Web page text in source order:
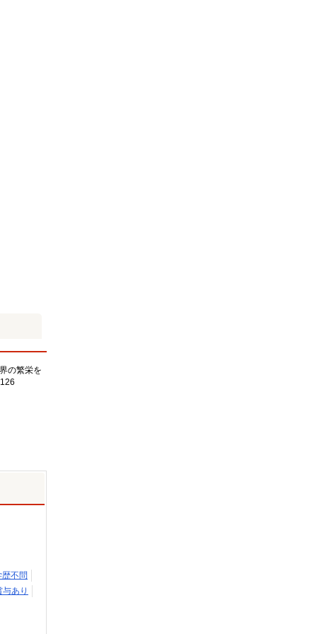
の繁栄を
歴不問
あり